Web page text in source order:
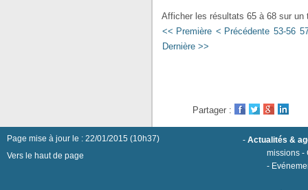
Afficher les résultats 65 à 68 sur un
<< Première < Précédente 53-56
Dernière >>
Partager :
Page mise à jour le : 22/01/2015 (10h37)
Vers le haut de page
-Actualités &
missions -
-